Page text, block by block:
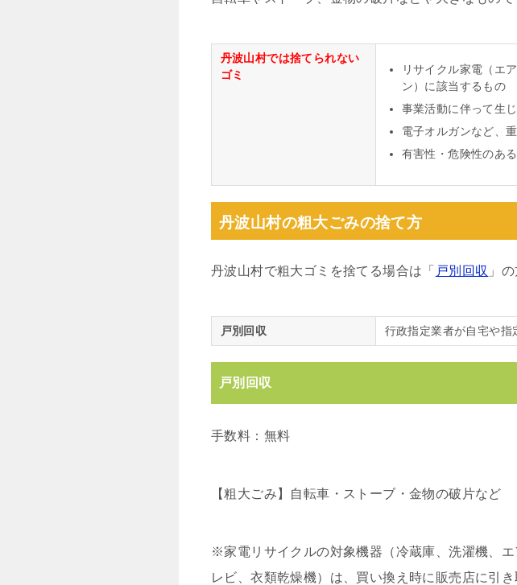
丹波山村では捨てられない
ゴミ
リサイクル家電（エ
ン）に該当するもの
事業活動に伴って生
電子オルガンなど、
有害性・危険性のあ
丹波山村の粗大ごみの捨て方
丹波山村で粗大ゴミを捨てる場合は「 戸別回収 」
戸別回収 行政指定業者が自宅や指
戸別回収
手数料：無料
【粗大ごみ】自転車・ストーブ・金物の破片など
※家電リサイクルの対象機器（冷蔵庫、洗濯機、
レビ、衣類乾燥機）は、買い換え時に販売店に引